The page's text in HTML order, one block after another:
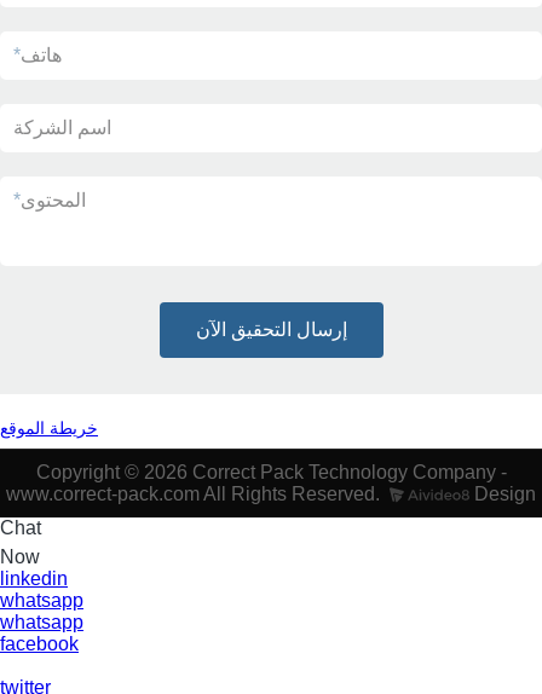
*هاتف
اسم الشركة
*المحتوى
إرسال التحقيق الآن
خريطة الموقع
Copyright © 2026 Correct Pack Technology Company -
www.correct-pack.com All Rights Reserved.
Design
Chat
Now
linkedin
whatsapp
whatsapp
facebook
twitter